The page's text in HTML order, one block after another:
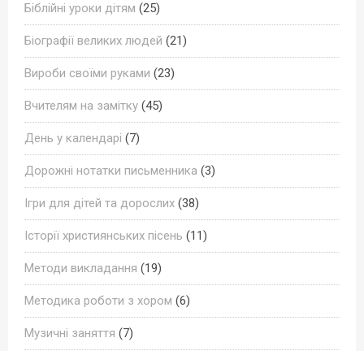
Біблійні уроки дітям (25)
Біографії великих людей (21)
Вироби своїми руками (23)
Вчителям на замітку (45)
День у календарі (7)
Дорожні нотатки письменника (3)
Ігри для дітей та дорослих (38)
Історії християнських пісень (11)
Методи викладання (19)
Методика роботи з хором (6)
Музичні заняття (7)